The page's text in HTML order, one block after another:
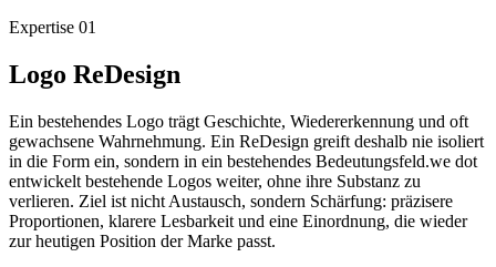
Expertise 01
Logo ReDesign
Ein bestehendes Logo trägt Geschichte, Wiedererkennung und oft
gewachsene Wahrnehmung. Ein ReDesign greift deshalb nie isoliert
in die Form ein, sondern in ein bestehendes Bedeutungsfeld.we dot
entwickelt bestehende Logos weiter, ohne ihre Substanz zu
verlieren. Ziel ist nicht Austausch, sondern Schärfung: präzisere
Proportionen, klarere Lesbarkeit und eine Einordnung, die wieder
zur heutigen Position der Marke passt.